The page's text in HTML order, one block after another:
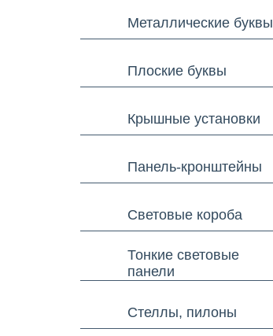
Металлические буквы
Плоские буквы
Крышные установки
Панель-кронштейны
Световые короба
Тонкие световые
панели
Стеллы, пилоны